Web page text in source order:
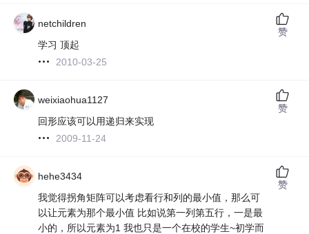
netchildren
学习 顶起
2010-03-25
赞
weixiaohua1127
回形应该可以用递归来实现
2009-11-24
赞
hehe3434
我觉得拐角矩阵可以考虑看行和列的最小值，那么可
以让元素为那个最小值 比如说第一列第五行，一是最
小的，所以元素为1 我也只是一个在校的学生~初学而
赞